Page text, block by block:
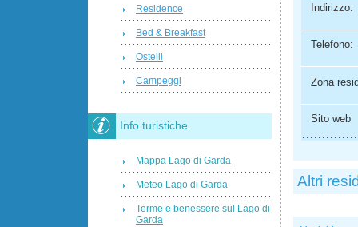
Indirizzo:
Telefono:
Zona
Sito web
Altri
Residence
Bed & Breakfast
Ostelli
Campeggi
Info turistiche
Mappa Lago di Garda
Meteo Lago di Garda
Terme e benessere sul Lago di
Garda